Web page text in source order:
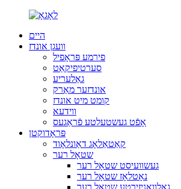
היים
וועגן אונדז
פירמע פּראָפיל
סערטיפיקאַט
גאַלעריע
אונדזער מאַרק
קומט מיט אונדז
ווידעא
אָפֿט געשטעלטע פֿראַגעס
פּראָדוקטן
קאַטאַלאָג דאַונלאָוד
שטאָל רער
געשוועיסט שטאָל רער
נאָטלאָז שטאָל רער
גאַלוואַניזירטע שטאָל רער